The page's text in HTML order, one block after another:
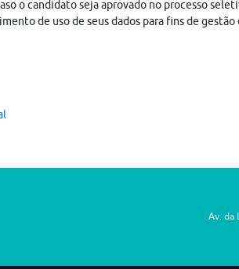
o candidato seja aprovado no processo
de uso de seus dados para fins de
Av. da